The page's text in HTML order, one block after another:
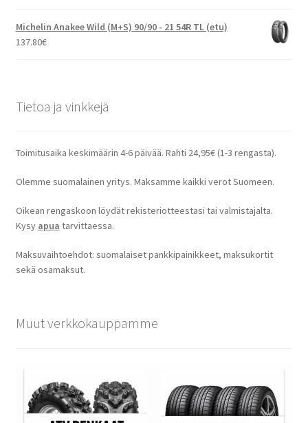
Michelin Anakee Wild (M+S) 90/90 - 21 54R TL (etu)
137.80€
Tietoa ja vinkkejä
Toimitusaika keskimäärin 4-6 päivää. Rahti 24,95€ (1-3 rengasta).
Olemme suomalainen yritys. Maksamme kaikki verot Suomeen.
Oikean rengaskoon löydät rekisteriotteestasi tai valmistajalta.
Kysy apua tarvittaessa.
Maksuvaihtoehdot: suomalaiset pankkipainikkeet, maksukortit
sekä osamaksut.
Muut verkkokauppamme